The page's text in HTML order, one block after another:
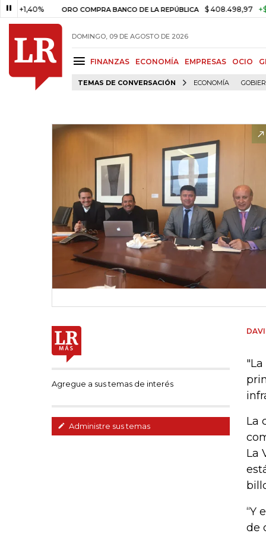
ORO COMPRA BANCO DE LA REPÚBLICA $ 408.498,97 +$
DOMINGO, 09 DE AGOSTO DE 2026
FINANZAS ECONOMÍA EMPRESAS OCIO
TEMAS DE CONVERSACIÓN ECONOMÍA
Agregue a sus temas de interés
Administre sus temas
La
La
“Y
de